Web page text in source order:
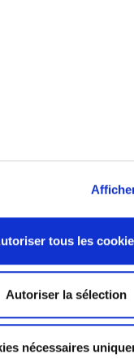
tous les
Autoriser la sélection
nécessaires
12h
12h (uniquement sur
/urbanisme
12h et 13h30-17h